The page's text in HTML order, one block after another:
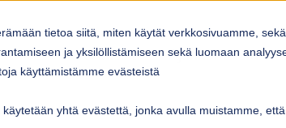
tietoa siitä, miten käytät verkkosivuamme, sekä
ja yksilöllistämiseen sekä luomaan
käyttämistämme evästeistä
yhtä evästettä, jonka avulla muistamme, että
forPalvelut
Show submenu forRatkaisut
Referenssit Ajankohtaista